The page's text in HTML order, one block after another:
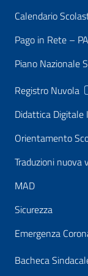
Calendario
Pago in Rete – PA
Piano Nazionale
Registro Nuvola
Didattica
Orientamento
Traduzioni nuova
MAD
Sicurezza
Emergenza
Bacheca